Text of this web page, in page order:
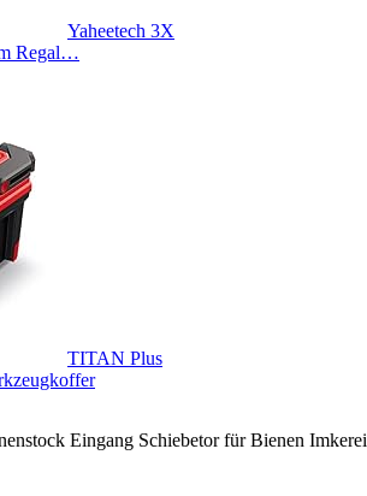
Yaheetech 3X
Regal…
TITAN Plus
Eingang Schiebetor für Bienen Imkerei